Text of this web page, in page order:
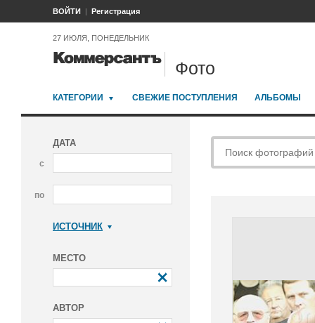
ВОЙТИ Регистрация
27 ИЮЛЯ, ПОНЕДЕЛЬНИК
Фото
КАТЕГОРИИ СВЕЖИЕ ПОСТУПЛЕНИЯ АЛЬБОМЫ
ДАТА
с
по
ИСТОЧНИК
МЕСТО
АВТОР